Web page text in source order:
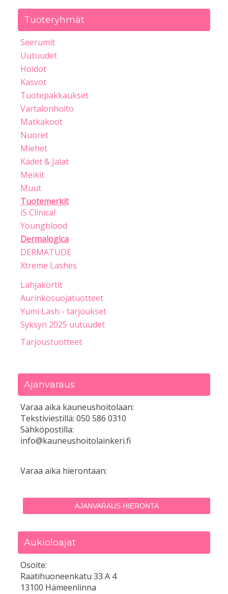
Tuoteryhmät
Seerumit
Uutuudet
Hoidot
Kasvot
Tuotepakkaukset
Vartalonhoito
Matkakoot
Nuoret
Miehet
Kädet & Jalat
Meikit
Muut
Tuotemerkit
iS Clinical
Youngblood
Dermalogica
DERMATUDE
Xtreme Lashes
Lahjakortit
Aurinkosuojatuotteet
Yumi Lash - tarjoukset
Syksyn 2025 uutuudet
Tarjoustuotteet
Ajanvaraus
Varaa aika kauneushoitolaan:
Tekstiviestillä: 050 586 0310
Sähköpostilla:
info@kauneushoitolainkeri.fi
Varaa aika hierontaan:
AJANVARAUS HIERONTA
Aukioloajat
Osoite:
Raatihuoneenkatu 33 A 4
13100 Hämeenlinna